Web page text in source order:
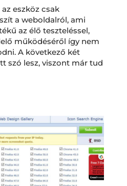
eszköz csak
a weboldalról, ami
az élő teszteléssel,
működéséről így nem
A következő két
szó lesz, viszont már tud